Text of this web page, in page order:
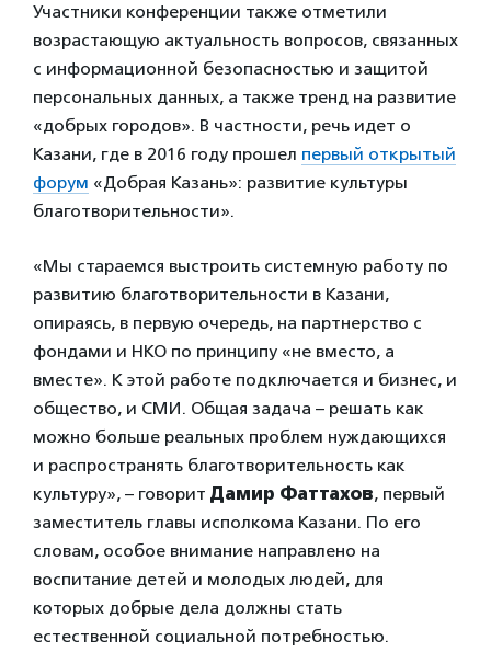
Участники конференции также отметили
возрастающую актуальность вопросов, связанных
с информационной безопасностью и защитой
персональных данных, а также тренд на развитие
«добрых городов». В частности, речь идет о
Казани, где в 2016 году прошел первый открытый
форум «Добрая Казань»: развитие культуры
благотворительности».
«Мы стараемся выстроить системную работу по
развитию благотворительности в Казани,
опираясь, в первую очередь, на партнерство с
фондами и НКО по принципу «не вместо, а
вместе». К этой работе подключается и бизнес, и
общество, и СМИ. Общая задача – решать как
можно больше реальных проблем нуждающихся
и распространять благотворительность как
культуру», – говорит Дамир Фаттахов, первый
заместитель главы исполкома Казани. По его
словам, особое внимание направлено на
воспитание детей и молодых людей, для
которых добрые дела должны стать
естественной социальной потребностью.